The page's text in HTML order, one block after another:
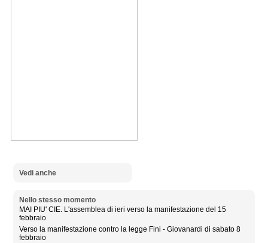
Vedi anche
Nello stesso momento
MAI PIU' CIE. L'assemblea di ieri verso la manifestazione del 15
febbraio
Verso la manifestazione contro la legge Fini - Giovanardi di sabato 8
febbraio